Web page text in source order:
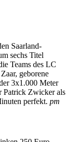
Saarland-
sechs Titel
Teams des LC
geborene
3x1.000 Meter
Patrick Zwicker als
perfekt. pm